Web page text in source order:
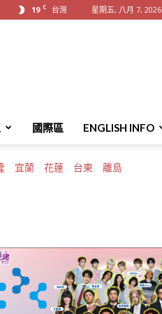
19 C 台灣 星期五, 八月 7, 2026
國際區 ENGLISH INFO
宜蘭 花蓮 台東 離島